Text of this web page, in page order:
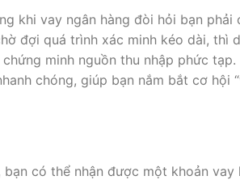
khi vay ngân hàng đòi hỏi bạn phải
đợi quá trình xác minh kéo dài, thì
minh nguồn thu nhập phức tạp.
chóng, giúp bạn nắm bắt cơ hội
có thể nhận được một khoản vay